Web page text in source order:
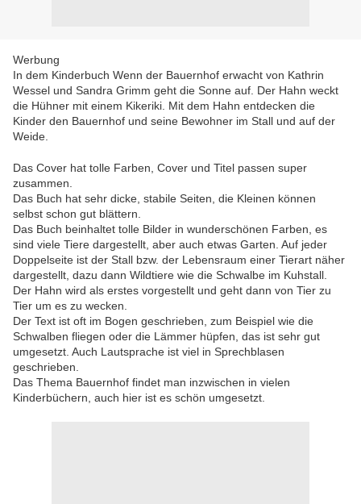
Werbung
In dem Kinderbuch Wenn der Bauernhof erwacht von Kathrin
Wessel und Sandra Grimm geht die Sonne auf. Der Hahn weckt
die Hühner mit einem Kikeriki. Mit dem Hahn entdecken die
Kinder den Bauernhof und seine Bewohner im Stall und auf der
Weide.
Das Cover hat tolle Farben, Cover und Titel passen super
zusammen.
Das Buch hat sehr dicke, stabile Seiten, die Kleinen können
selbst schon gut blättern.
Das Buch beinhaltet tolle Bilder in wunderschönen Farben, es
sind viele Tiere dargestellt, aber auch etwas Garten. Auf jeder
Doppelseite ist der Stall bzw. der Lebensraum einer Tierart näher
dargestellt, dazu dann Wildtiere wie die Schwalbe im Kuhstall.
Der Hahn wird als erstes vorgestellt und geht dann von Tier zu
Tier um es zu wecken.
Der Text ist oft im Bogen geschrieben, zum Beispiel wie die
Schwalben fliegen oder die Lämmer hüpfen, das ist sehr gut
umgesetzt. Auch Lautsprache ist viel in Sprechblasen
geschrieben.
Das Thema Bauernhof findet man inzwischen in vielen
Kinderbüchern, auch hier ist es schön umgesetzt.